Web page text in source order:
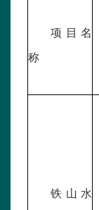
项目名
称
铁山水